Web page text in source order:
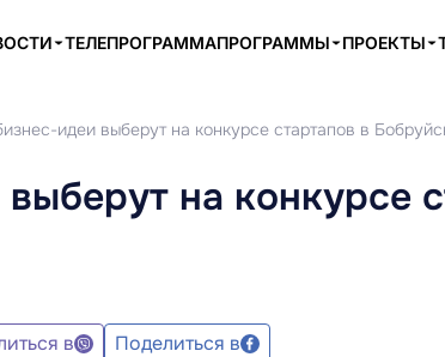
ТЕЛЕПРОГРАММАПРОГРАММЫ ПРОЕКТЫ
идеи выберут на конкурсе стартапов в
на конкурсе
в Поделиться в